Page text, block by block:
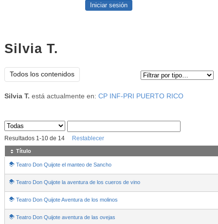
Iniciar sesión
Silvia T.
Todos los contenidos
Silvia T. está actualmente en: CP INF-PRI PUERTO RICO
Sus archivos
Resultados 1-10de 14 Restablecer
Título
Teatro Don Quijote el manteo de Sancho
Teatro Don Quijote la aventura de los cueros de vino
Teatro Don Quijote Aventura de los molinos
Teatro Don Quijote aventura de las ovejas